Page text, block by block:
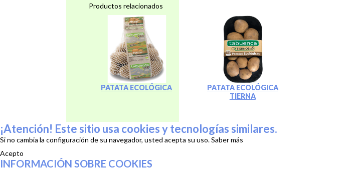
Productos relacionados
PATATA ECOLÓGICA
PATATA ECOLÓGICA
TIERNA
¡Atención! Este sitio usa cookies y tecnologías similares.
Si no cambia la configuración de su navegador, usted acepta su uso.Saber más
Acepto
INFORMACIÓN SOBRE COOKIES